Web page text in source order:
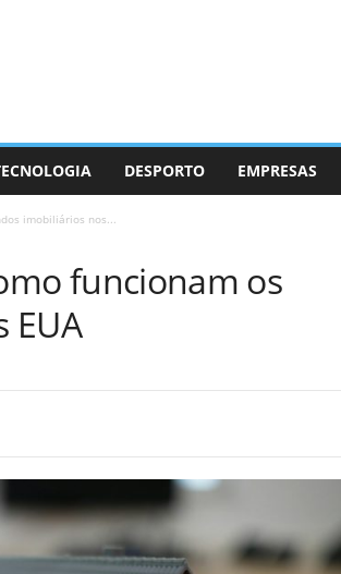
DESPORTO EMPRESAS
imobiliários nos...
funcionam os
EUA